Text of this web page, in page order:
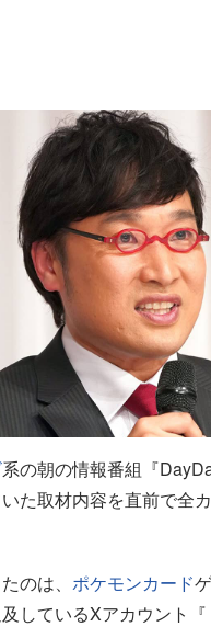
系の朝の情報番組『
た取材内容を直前で全
のは、 ポケモンカード
しているXアカウント